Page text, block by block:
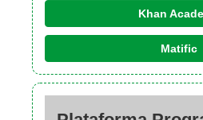
Khan
Matific